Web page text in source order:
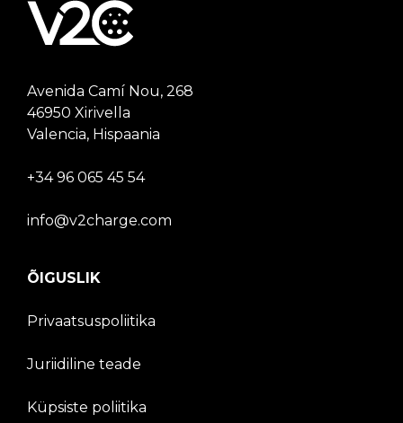
Avenida Camí Nou, 268
46950 Xirivella
Valencia, Hispaania
+34 96 065 45 54
info@v2charge.com
ÕIGUSLIK
Privaatsuspoliitika
Juriidiline teade
Küpsiste poliitika